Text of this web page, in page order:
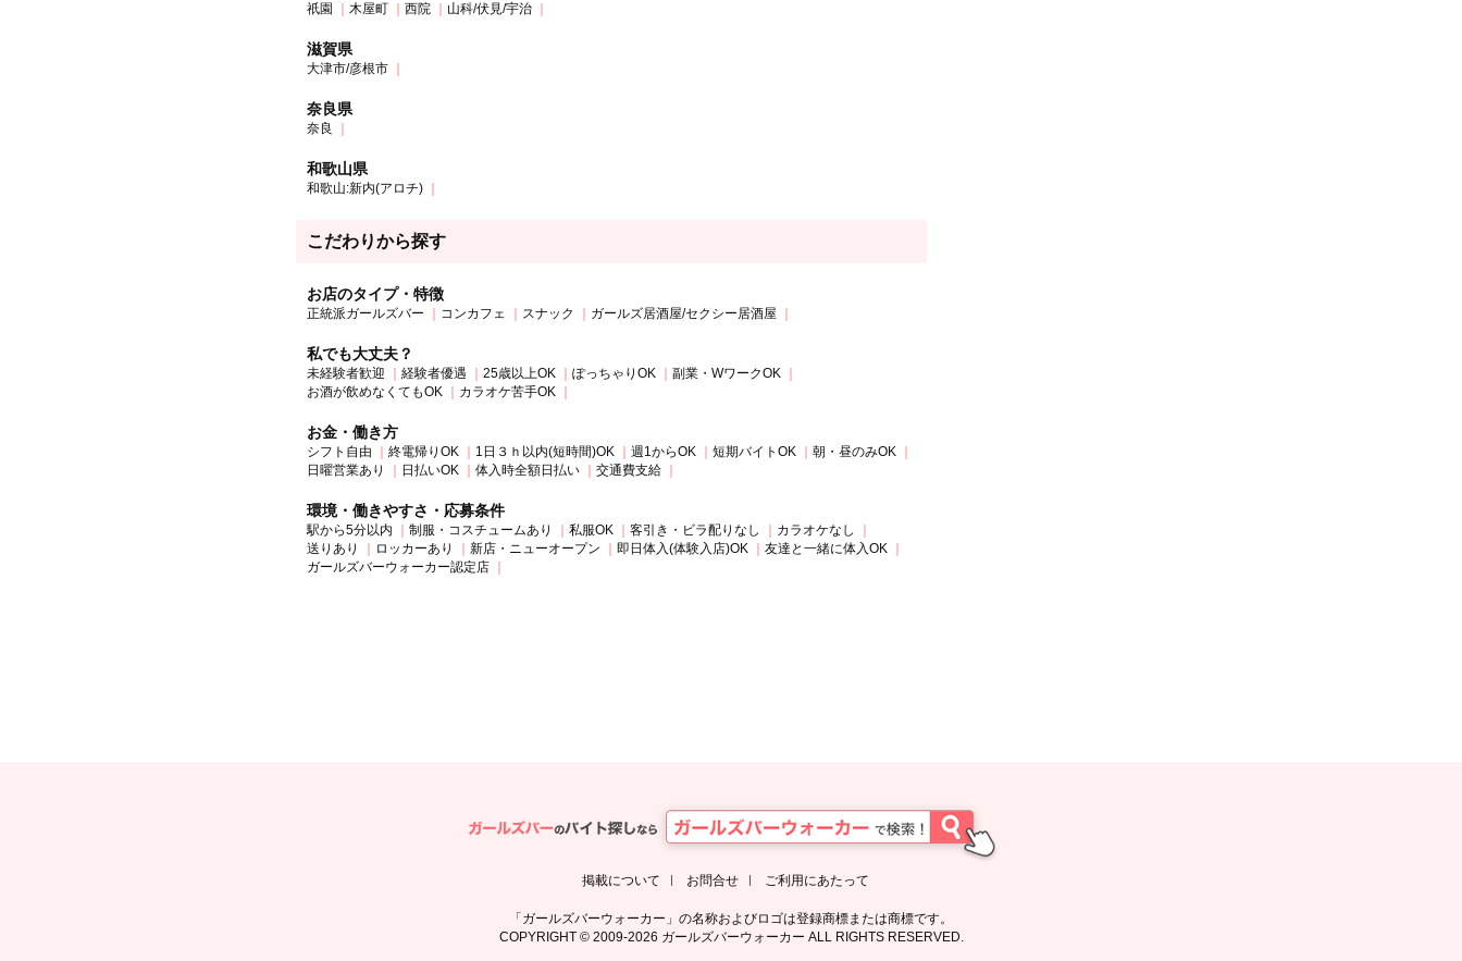
祇園 木屋町 西院 山科/伏見/宇治
滋賀県
大津市/彦根市
奈良県
奈良
和歌山県
和歌山:新内(アロチ)
こだわりから探す
お店のタイプ・特徴
正統派ガールズバー コンカフェ スナック ガールズ居酒屋/セクシー居酒屋
私でも大丈夫？
未経験者歓迎 経験者優遇 25歳以上OK ぽっちゃりOK
副業・WワークOK
お酒が飲めなくてもOK
カラオケ苦手OK
お金・働き方
シフト自由 終電帰りOK 1日３ｈ以内(短時間)OK 週1からOK 短期バイトOK
朝・昼のみOK
日曜営業あり
日払いOK 体入時全額日払い 交通費支給
環境・働きやすさ・応募条件
駅から5分以内 制服・コスチュームあり 私服OK 客引き・ビラ配りなし
カラオケなし
送りあり
ロッカーあり 新店・ニューオープン 即日体入(体験入店)OK
友達と一緒に体入OK
ガールズバーウォーカー認定店
掲載について お問合せ ご利用にあたって
「ガールズバーウォーカー」の名称およびロゴは登録商標または商標です。
COPYRIGHT © 2009-2026 ガールズバーウォーカー ALL RIGHTS RESERVED.